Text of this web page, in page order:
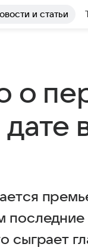
и статьи
о
сыграет